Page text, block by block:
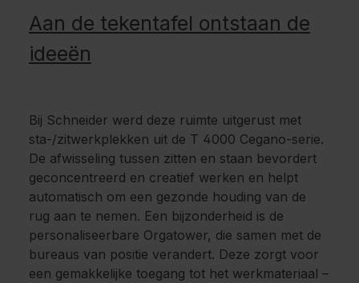
Aan de tekentafel ontstaan de
ideeën
Bij Schneider werd deze ruimte uitgerust met
sta-/zitwerkplekken uit de T 4000 Cegano-serie.
De afwisseling tussen zitten en staan bevordert
geconcentreerd en creatief werken en helpt
automatisch om een gezonde houding van de
rug aan te nemen. Een bijzonderheid is de
personaliseerbare Orgatower, die samen met de
bureaus van positie verandert. Deze zorgt voor
een gemakkelijke toegang tot het werkmateriaal –